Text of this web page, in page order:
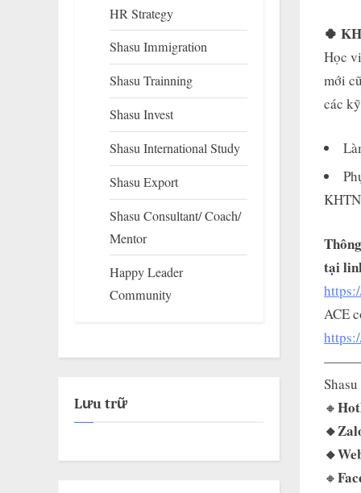
🍀
Học
mới
các
tại
ACE
🔸
🔸
HR Strategy
Shasu Immigration
Shasu Trainning
Shasu Invest
Shasu International Study
Shasu Export
Shasu Consultant/ Coach/
Mentor
Happy Leader
Community
Lưu trữ